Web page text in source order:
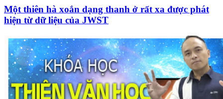
Một thiên hà xoắn dạng thanh ở rất xa được phát
hiện từ dữ liệu của JWST